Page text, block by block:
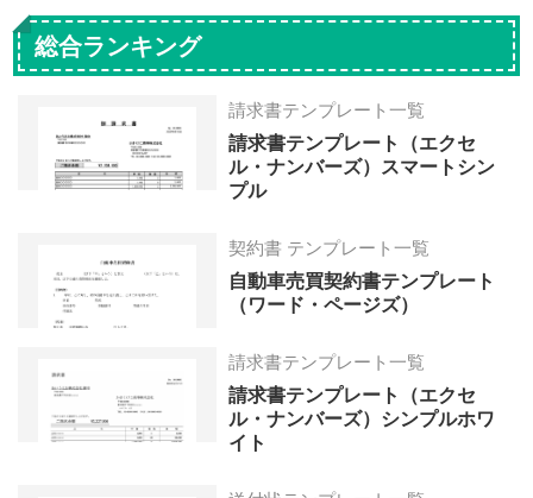
総合ランキング
請求書テンプレート一覧
請求書テンプレート（エクセ
ル・ナンバーズ）スマートシン
プル
契約書 テンプレート一覧
自動車売買契約書テンプレート
（ワード・ページズ）
請求書テンプレート一覧
請求書テンプレート（エクセ
ル・ナンバーズ）シンプルホワ
イト